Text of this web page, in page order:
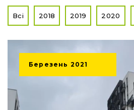
Всі 2018 2019 2020
Березень 2021